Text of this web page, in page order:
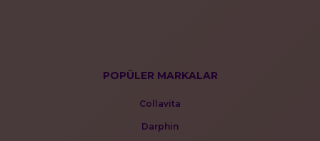
POPÜLER MARKALAR
Collavita
Darphin